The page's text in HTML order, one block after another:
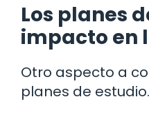
Los planes
impacto en
Otro aspecto a
planes de estudio.